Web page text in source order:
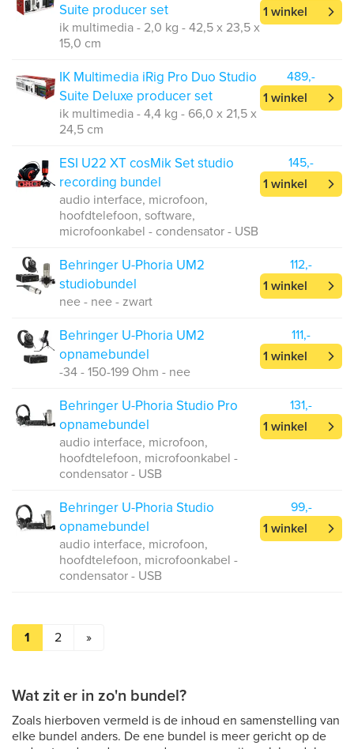
Suite producer set
ik multimedia - 2,0 kg - 42,5 x 23,5 x
15,0 cm
1 winkel
IK Multimedia iRig Pro Duo Studio
Suite Deluxe producer set
ik multimedia - 4,4 kg - 66,0 x 21,5 x
24,5 cm
489,-
1 winkel
ESI U22 XT cosMik Set studio
recording bundel
audio interface, microfoon,
hoofdtelefoon, software,
microfoonkabel - condensator - USB
145,-
1 winkel
Behringer U-Phoria UM2
studiobundel
nee - nee - zwart
112,-
1 winkel
Behringer U-Phoria UM2
opnamebundel
-34 - 150-199 Ohm - nee
111,-
1 winkel
Behringer U-Phoria Studio Pro
opnamebundel
audio interface, microfoon,
hoofdtelefoon, microfoonkabel -
condensator - USB
131,-
1 winkel
Behringer U-Phoria Studio
opnamebundel
audio interface, microfoon,
hoofdtelefoon, microfoonkabel -
condensator - USB
99,-
1 winkel
1 2 »
Wat zit er in zo'n bundel?
Zoals hierboven vermeld is de inhoud en samenstelling van
elke bundel anders. De ene bundel is meer gericht op de